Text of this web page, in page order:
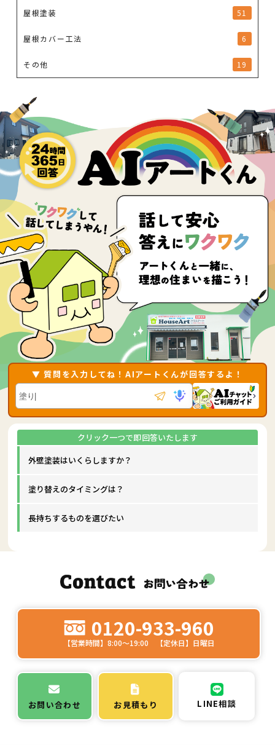
屋根塗装 51
屋根カバー工法 6
その他 19
▼ 質問を入力してね！AIアートくんが回答するよ！
外壁塗装はいくらしますか？
塗り替えのタイミングは？
長持ちするものを選びたい
0120-933-960
【営業時間】8:00～19:00 【定休日】日曜日
お問い合わせ お見積もり LINE相談